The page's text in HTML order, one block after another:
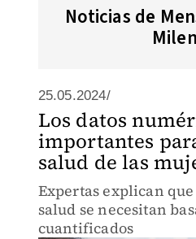
Noticias de
25.05.2024/
Los datos
importantes
salud de las
Expertas explican
salud se necesitan
cuantificados